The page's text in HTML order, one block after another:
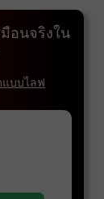
อนจริงใน
แบบไลฟ